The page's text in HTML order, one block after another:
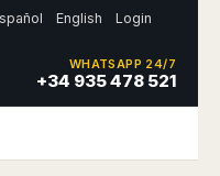
English Login
WHATSAPP 24/7
+34 935 478 521